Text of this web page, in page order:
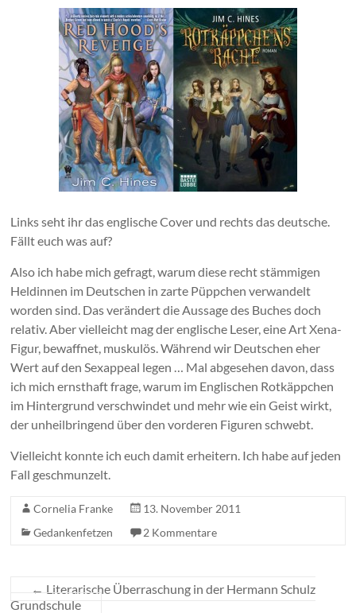
Links seht ihr das englische Cover und rechts das deutsche.
Fällt euch was auf?
Also ich habe mich gefragt, warum diese recht stämmigen
Heldinnen im Deutschen in zarte Püppchen verwandelt
worden sind. Das verändert die Aussage des Buches doch
relativ. Aber vielleicht mag der englische Leser, eine Art Xena-
Figur, bewaffnet, muskulös. Während wir Deutschen eher
Wert auf den Sexappeal legen … Mal abgesehen davon, dass
ich mich ernsthaft frage, warum im Englischen Rotkäppchen
im Hintergrund verschwindet und mehr wie ein Geist wirkt,
der unheilbringend über den vorderen Figuren schwebt.
Vielleicht konnte ich euch damit erheitern. Ich habe auf jeden
Fall geschmunzelt.
Cornelia Franke
13. November 2011
Gedankenfetzen
2 Kommentare
← Literarische Überraschung in der Hermann Schulz
Grundschule